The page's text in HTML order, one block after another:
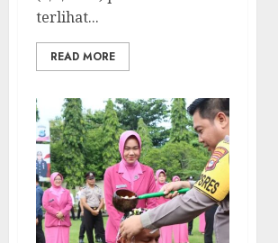
terlihat...
READ MORE